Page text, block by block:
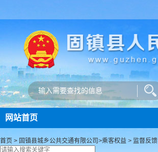
网站首页
首页 > 固镇县城乡公共交通有限公司 >乘客权益 > 监督反馈